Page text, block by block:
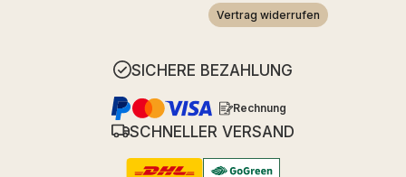
Vertrag widerrufen
SICHERE BEZAHLUNG
Rechnung
SCHNELLER VERSAND